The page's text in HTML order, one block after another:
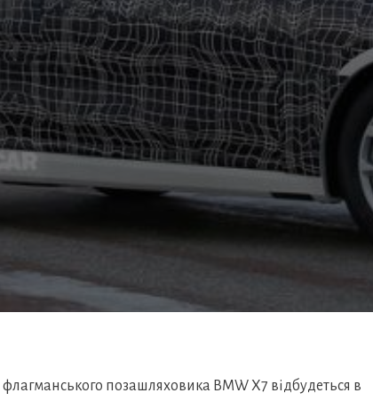
позашляховика BMW X7 відбудеться в